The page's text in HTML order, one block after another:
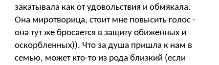
закатывала как от удовольствия и обмякала.
Она миротворица, стоит мне повысить голос -
она тут же бросается в защиту обиженных и
оскорбленных)). Что за душа пришла к нам в
семью, может кто-то из рода близкий (если